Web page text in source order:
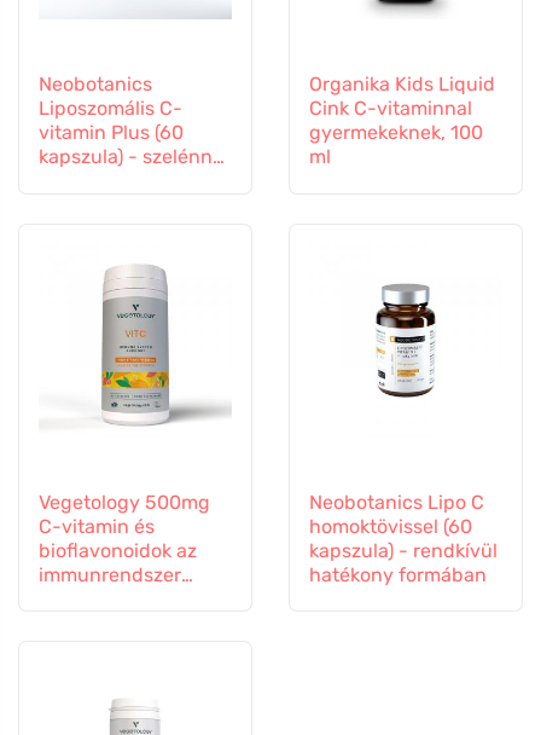
Neobotanics
Liposzomális C-
vitamin Plus (60
kapszula) - szelénnel
Organika Kids Liquid
Cink C-vitaminnal
gyermekeknek, 100
ml
Vegetology 500mg
C-vitamin és
bioflavonoidok az
immunrendszer
Neobotanics Lipo C
homoktövissel (60
kapszula) - rendkívül
hatékony formában